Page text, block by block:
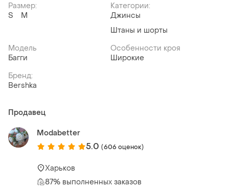
Размер:
S
M
Категории:
Джинсы
Штаны и шорты
Модель
Багги
Особенности кроя
Широкие
Бренд:
Bershka
Продавец
Modabetter
5.0 (606 оценок)
Харьков
87% выполненных заказов